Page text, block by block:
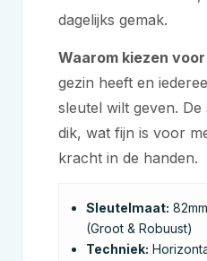
dagelijks gemak.
Waarom kiezen
gezin heeft en
sleutel wilt geven.
dik, wat fijn is voor
kracht in de handen.
Sleutelmaat:
(Groot & Robuust)
Techniek: